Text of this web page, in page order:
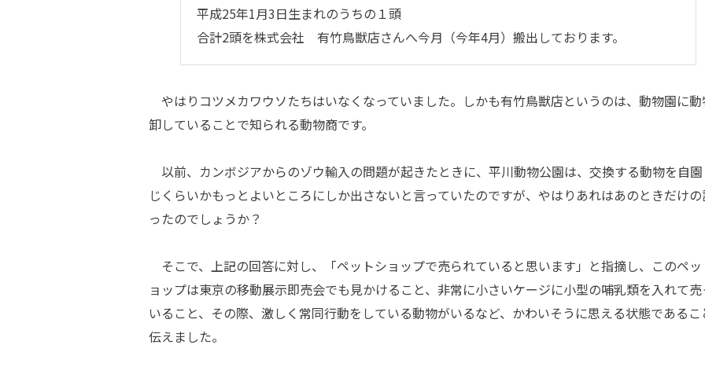
平成25年1月3日生まれのうちの１頭
合計2頭を株式会社 有竹鳥獣店さんへ今月（今年4月）搬出しております。
やはりコツメカワウソたちはいなくなっていました。しかも有竹鳥獣店というのは、動物園に
卸していることで知られる動物商です。
以前、カンボジアからのゾウ輸入の問題が起きたときに、平川動物公園は、交換する動物を自
じくらいかもっとよいところにしか出さないと言っていたのですが、やはりあれはあのときだけ
ったのでしょうか？
そこで、上記の回答に対し、「ペットショップで売られていると思います」と指摘し、このペ
ョップは東京の移動展示即売会でも見かけること、非常に小さいケージに小型の哺乳類を入れて売
いること、その際、激しく常同行動をしている動物がいるなど、かわいそうに思える状態であるこ
伝えました。